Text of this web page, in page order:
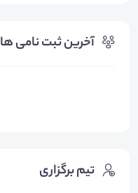
آخرین ثبت نامی ها
تیم برگزاری